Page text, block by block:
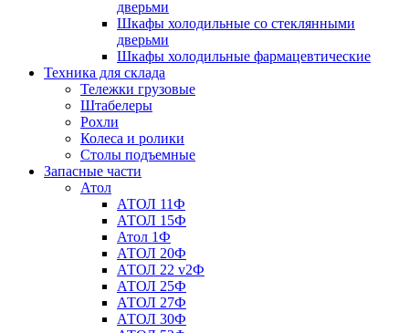
дверьми
Шкафы холодильные со стеклянными
дверьми
Шкафы холодильные фармацевтические
Техника для склада
Тележки грузовые
Штабелеры
Рохли
Колеса и ролики
Столы подъемные
Запасные части
Атол
АТОЛ 11Ф
АТОЛ 15Ф
Атол 1Ф
АТОЛ 20Ф
АТОЛ 22 v2Ф
АТОЛ 25Ф
АТОЛ 27Ф
АТОЛ 30Ф